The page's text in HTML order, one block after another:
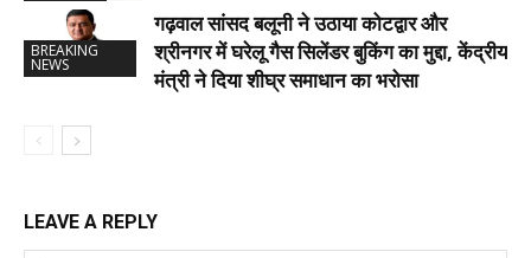
BREAKING
NEWS
गढ़वाल सांसद बलूनी ने उठाया कोटद्वार और
श्रीनगर में घरेलू गैस सिलेंडर बुकिंग का मुद्दा, केंद्रीय
मंत्री ने दिया शीघ्र समाधान का भरोसा
LEAVE A REPLY